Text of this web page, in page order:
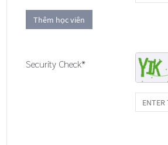
Thêm học viên
Security Check*